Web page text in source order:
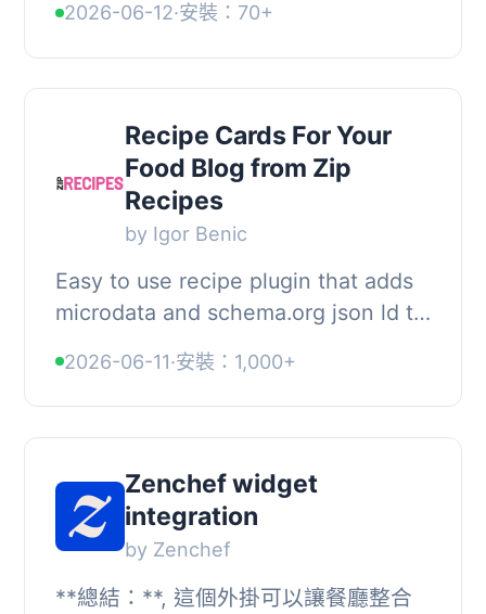
透過 iikoCloud API，使用者可以輕鬆
管理產品、訂單、支付及...
2026-06-12·安裝：70+
Recipe Cards For Your
Food Blog from Zip
Recipes
by Igor Benic
Easy to use recipe plugin that adds
microdata and schema.org json ld to
understand them. AMP (Accelerated
Mobi...
2026-06-11·安裝：1,000+
Zenchef widget
integration
by Zenchef
**總結：**, 這個外掛可以讓餐廳整合